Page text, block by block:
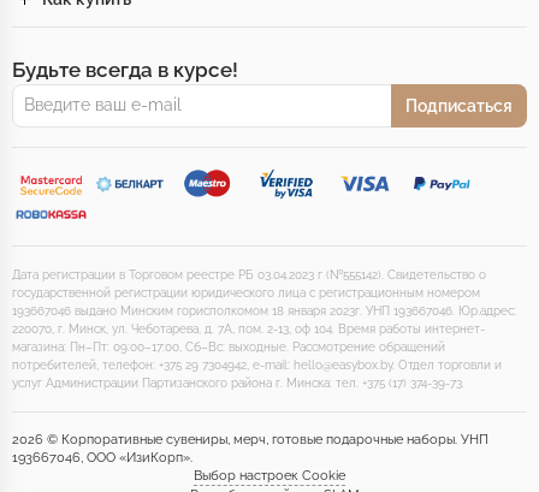
Будьте всегда в курсе!
Подписаться
Дата регистрации в Торговом реестре РБ 03.04.2023 г (№555142). Свидетельство о
государственной регистрации юридического лица с регистрационным номером
193667046 выдано Минским горисполкомом 18 января 2023г. УНП 193667046. Юр.адрес:
220070, г. Минск, ул. Чеботарева, д. 7А, пом. 2-13, оф 104. Время работы интернет-
магазина: Пн–Пт: 09:00–17:00, Сб–Вс: выходные. Рассмотрение обращений
потребителей, телефон: +375 29 7304942, e-mail: hello@easybox.by. Отдел торговли и
услуг Администрации Партизанского района г. Минска: тел. +375 (17) 374-39-73.
2026 © Корпоративные сувениры, мерч, готовые подарочные наборы. УНП
193667046, ООО «ИзиКорп».
Выбор настроек Cookie